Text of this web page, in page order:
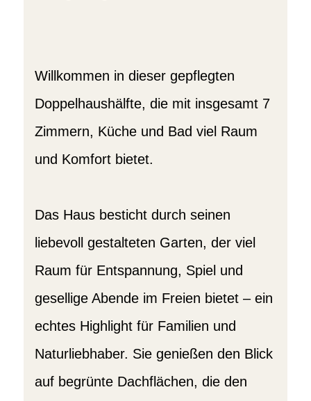
Willkommen in dieser gepflegten
Doppelhaushälfte, die mit insgesamt 7
Zimmern, Küche und Bad viel Raum
und Komfort bietet.
Das Haus besticht durch seinen
liebevoll gestalteten Garten, der viel
Raum für Entspannung, Spiel und
gesellige Abende im Freien bietet – ein
echtes Highlight für Familien und
Naturliebhaber. Sie genießen den Blick
auf begrünte Dachflächen, die den